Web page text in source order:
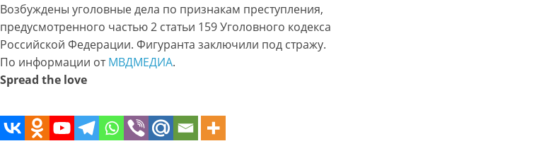
Возбуждены уголовные дела по признакам преступления,
предусмотренного частью 2 статьи 159 Уголовного кодекса
Российской Федерации. Фигуранта заключили под стражу.
По информации отМВДМЕДИА.
Spread the love